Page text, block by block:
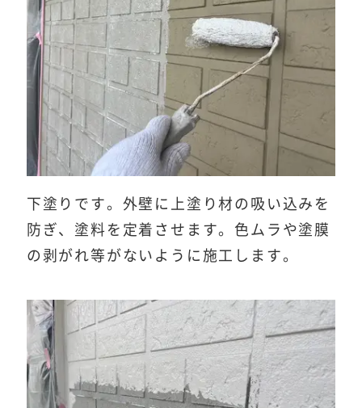
下塗りです。外壁に上塗り材の吸い込みを
防ぎ、塗料を定着させます。色ムラや塗膜
の剥がれ等がないように施工します。